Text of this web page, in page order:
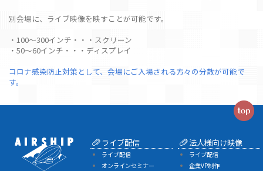
別会場に、ライブ映像を映すことが可能です。
・100～300インチ・・・スクリーン
・50～60インチ・・・ディスプレイ
コロナ感染防止対策として、会場にご入場される方々の分散が可能で
す。
ライブ配信
ライブ配信
オンラインセミナー
法人様向け映像
ライブ配信
企業VP制作